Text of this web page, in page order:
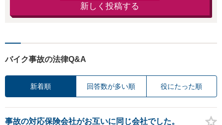
新しく投稿する
バイク事故の法律Q&A
新着順 回答数が多い順 役にたった順
事故の対応保険会社がお互いに同じ会社でした。